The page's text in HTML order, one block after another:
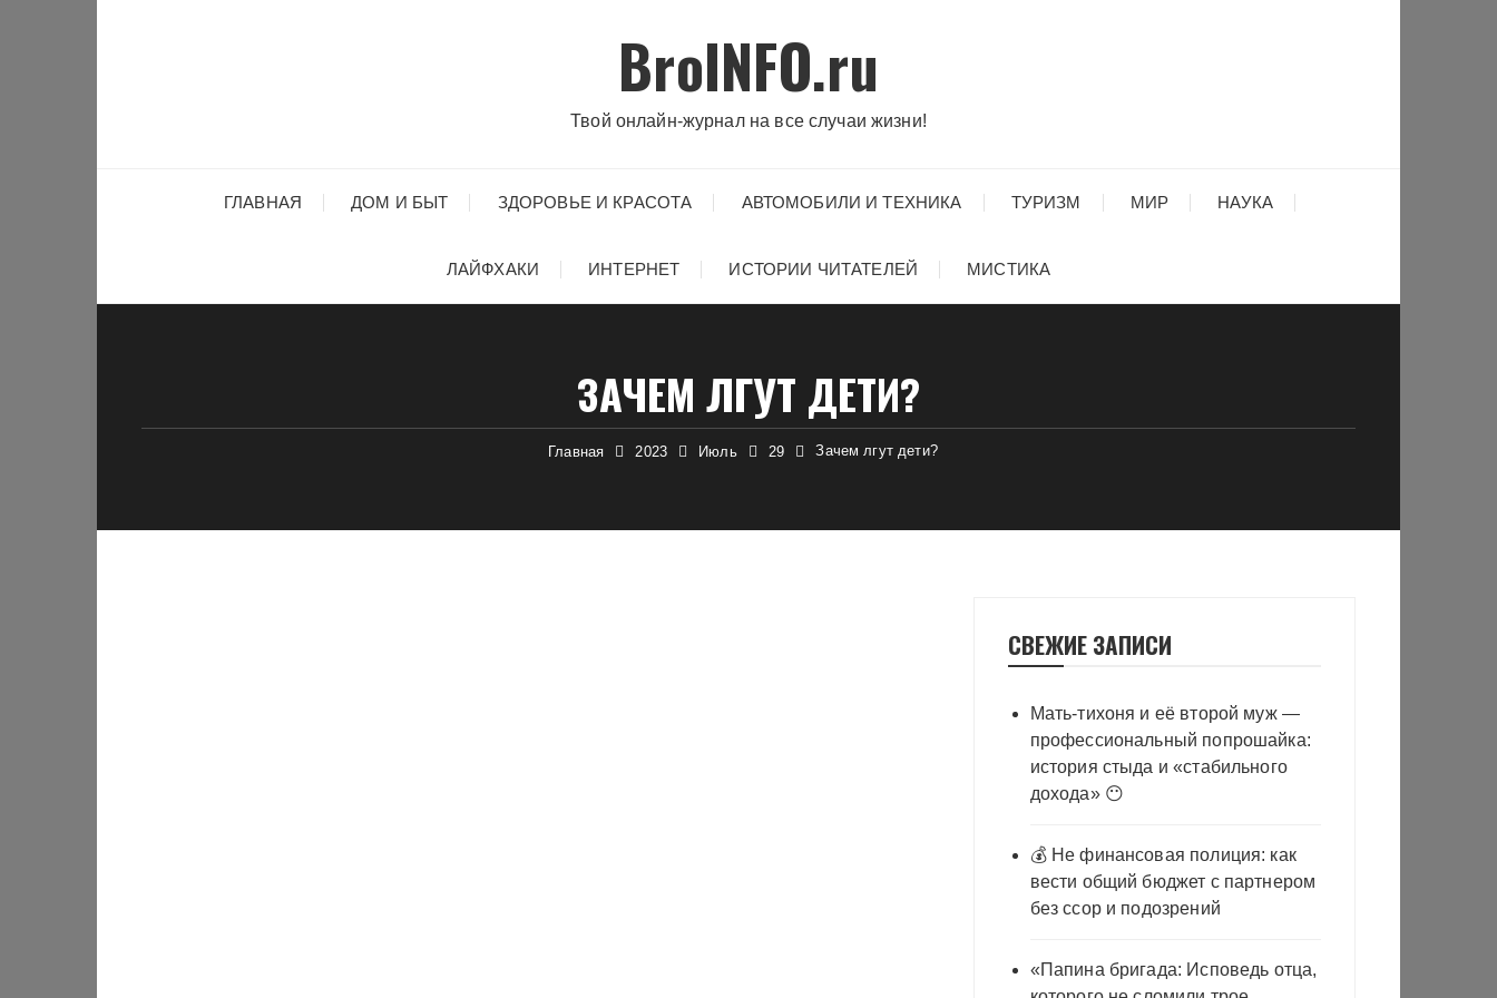
BroINFO.ru
Твой онлайн-журнал на все случаи жизни!
ГЛАВНАЯ ДОМ И БЫТ ЗДОРОВЬЕ И КРАСОТА АВТОМОБИЛИ И ТЕХНИКА ТУРИЗМ МИР НАУКА
ЛАЙФХАКИ ИНТЕРНЕТ ИСТОРИИ ЧИТАТЕЛЕЙ МИСТИКА
ЗАЧЕМ ЛГУТ ДЕТИ?
Главная 2023 Июль 29 Зачем лгут дети?
СВЕЖИЕ ЗАПИСИ
Мать-тихоня и её второй муж —
профессиональный попрошайка:
история стыда и «стабильного
дохода» 😶
💰 Не финансовая полиция: как
вести общий бюджет с партнером
без ссор и подозрений
«Папина бригада: Исповедь отца,